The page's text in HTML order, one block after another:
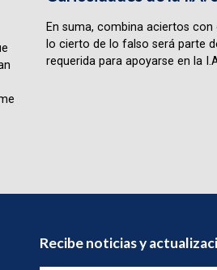
En suma, combina aciertos con
lo cierto de lo falso será parte
requerida para apoyarse en la
Recibe noticias y